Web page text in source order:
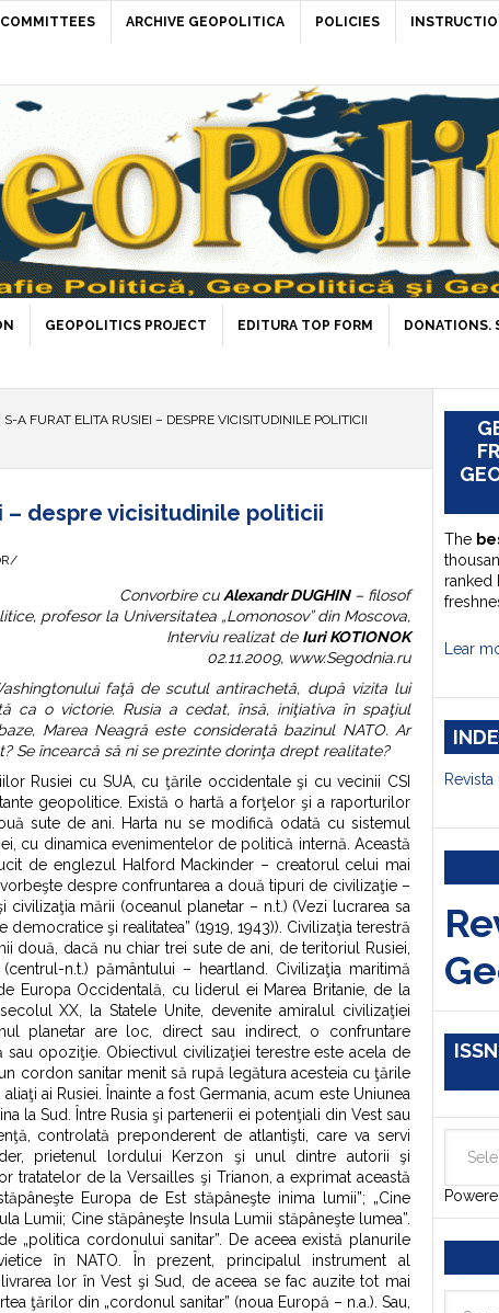
COMMITTEES ARCHIVE GEOPOLITICA POLICIES
GEOPOLITICS PROJECT EDITURA TOP FORM DONATIONS.
A FURAT ELITA RUSIEI – DESPRE VICISITUDINILE POLITICII
– despre vicisitudinile politicii
Convorbire cu Alexandr DUGHIN– filosof
profesor la Universitatea „Lomonosov” din Moscova,
Interviu realizat de Iuri KOTIONOK
02.11.2009, www.Segodnia.ru
faţă de scutul antirachetă, după vizita lui
ca o victorie. Rusia a cedat, însă, iniţiativa în spaţiul
Marea Neagră este considerată bazinul NATO. Ar
Se încearcă să ni se prezinte dorinţa drept realitate?
Rusiei cu SUA, cu ţările occidentale şi cu vecinii CSI
geopolitice. Există o hartă a forţelor şi a raporturilor
sute de ani. Harta nu se modifică odată cu sistemul
cu dinamica evenimentelor de politică internă. Această
de englezul Halford Mackinder – creatorul celui mai
despre confruntarea a două tipuri de civilizaţie –
civilizaţia mării (oceanul planetar – n.t.) (Vezi lucrarea sa
democratice şi realitatea” (1919, 1943)). Civilizaţia terestră
două, dacă nu chiar trei sute de ani, de teritoriul Rusiei,
n.t.) pământului – heartland. Civilizaţia maritimă
Europa Occidentală, cu liderul ei Marea Britanie, de la
XX, la Statele Unite, devenite amiralul civilizaţiei
planetar are loc, direct sau indirect, o confruntare
opoziţie. Obiectivul civilizaţiei terestre este acela de
cordon sanitar menit să rupă legătura acesteia cu ţările
ai Rusiei. Înainte a fost Germania, acum este Uniunea
la Sud. Între Rusia şi partenerii ei potenţiali din Vest sau
controlată preponderent de atlantişti, care va servi
prietenul lordului Kerzon şi unul dintre autorii şi
tratatelor de la Versailles şi Trianon, a exprimat această
Europa de Est stăpâneşte inima lumii”; „Cine
Lumii; Cine stăpâneşte Insula Lumii stăpâneşte lumea”.
„politica cordonului sanitar”. De aceea există planurile
în NATO. În prezent, principalul instrument al
lor în Vest şi Sud, de aceea se fac auzite tot mai
ţărilor din „cordonul sanitar” (noua Europă – n.a.). Sau,
The
ranked
Lear